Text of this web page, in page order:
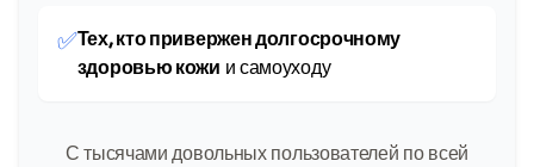
✅Тех, кто привержен долгосрочному
здоровью кожи и самоуходу
С тысячами довольных пользователей по всей